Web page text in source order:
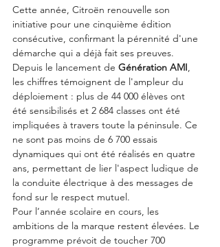
Cette année, Citroën renouvelle son
initiative pour une cinquième édition
consécutive, confirmant la pérennité d'une
démarche qui a déjà fait ses preuves.
Depuis le lancement de Génération AMI,
les chiffres témoignent de l'ampleur du
déploiement : plus de 44 000 élèves ont
été sensibilisés et 2 684 classes ont été
impliquées à travers toute la péninsule. Ce
ne sont pas moins de 6 700 essais
dynamiques qui ont été réalisés en quatre
ans, permettant de lier l'aspect ludique de
la conduite électrique à des messages de
fond sur le respect mutuel.
Pour l’année scolaire en cours, les
ambitions de la marque restent élevées. Le
programme prévoit de toucher 700